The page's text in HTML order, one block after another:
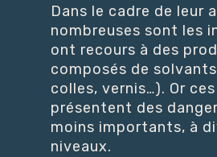
Dans le cadre de leur
nombreuses sont les
ont recours à des
composés de
colles, vernis…). Or
présentent des
moins importants, à
niveaux.